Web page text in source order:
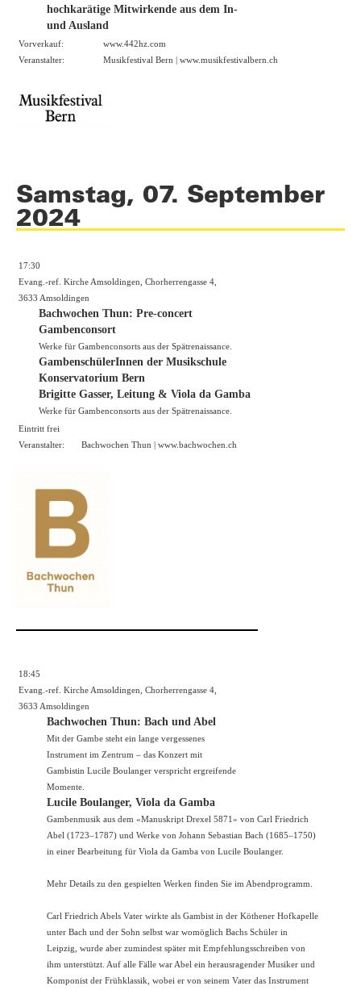
hochkarätige Mitwirkende aus dem In-
und Ausland
Vorverkauf:
www.442hz.com
Veranstalter:
Musikfestival Bern | www.musikfestivalbern.ch
Samstag, 07. September
2024
17:30
Evang.-ref. Kirche Amsoldingen, Chorherrengasse 4,
3633 Amsoldingen
Bachwochen Thun: Pre-concert
Gambenconsort
Werke für Gambenconsorts aus der Spätrenaissance.
GambenschülerInnen der Musikschule
Konservatorium Bern
Brigitte Gasser, Leitung & Viola da Gamba
Werke für Gambenconsorts aus der Spätrenaissance.
Eintritt frei
Veranstalter:
Bachwochen Thun | www.bachwochen.ch
18:45
Evang.-ref. Kirche Amsoldingen, Chorherrengasse 4,
3633 Amsoldingen
Bachwochen Thun: Bach und Abel
Mit der Gambe steht ein lange vergessenes
Instrument im Zentrum – das Konzert mit
Gambistin Lucile Boulanger verspricht ergreifende
Momente.
Lucile Boulanger, Viola da Gamba
Gambenmusik aus dem «Manuskript Drexel 5871» von Carl Friedrich
Abel (1723–1787) und Werke von Johann Sebastian Bach (1685–1750)
in einer Bearbeitung für Viola da Gamba von Lucile Boulanger.
Mehr Details zu den gespielten Werken finden Sie im Abendprogramm.
Carl Friedrich Abels Vater wirkte als Gambist in der Köthener Hofkapelle
unter Bach und der Sohn selbst war womöglich Bachs Schüler in
Leipzig, wurde aber zumindest später mit Empfehlungsschreiben von
ihm unterstützt. Auf alle Fälle war Abel ein herausragender Musiker und
Komponist der Frühklassik, wobei er von seinem Vater das Instrument